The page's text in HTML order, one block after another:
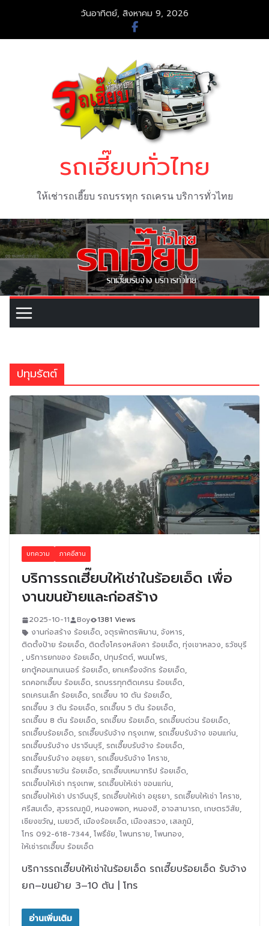
content
วันอาทิตย์, สิงหาคม 9, 2026
รถเฮี๊ยบทั่วไทย
ให้เช่ารถเฮี๊ยบ รถบรรทุก รถเครน บริการทั่วไทย
ปทุมรัตต์
บทความ ภาคอีสาน
บริการรถเฮี๊ยบให้เช่าในร้อยเอ็ด เพื่อ
งานขนย้ายและก่อสร้าง
2025-10-11 Boy
1381 Views
งานก่อสร้าง ร้อยเอ็ด, จตุรพักตรพิมาน, จังหาร,
ติดตั้งป้าย ร้อยเอ็ด, ติดตั้งโครงหลังคา ร้อยเอ็ด, ทุ่งเขาหลวง, ธวัชบุรี
, บริการยกของ ร้อยเอ็ด, ปทุมรัตต์, พนมไพร,
ยกตู้คอนเทนเนอร์ ร้อยเอ็ด, ยกเครื่องจักร ร้อยเอ็ด,
รถคอกเฮี๊ยบ ร้อยเอ็ด, รถบรรทุกติดเครน ร้อยเอ็ด,
รถเครนเล็ก ร้อยเอ็ด, รถเฮี๊ยบ 10 ตัน ร้อยเอ็ด,
รถเฮี๊ยบ 3 ตัน ร้อยเอ็ด, รถเฮี๊ยบ 5 ตัน ร้อยเอ็ด,
รถเฮี๊ยบ 8 ตัน ร้อยเอ็ด, รถเฮี๊ยบ ร้อยเอ็ด, รถเฮี๊ยบด่วน ร้อยเอ็ด,
รถเฮี๊ยบร้อยเอ็ด, รถเฮี๊ยบรับจ้าง กรุงเทพ, รถเฮี๊ยบรับจ้าง ขอนแก่น,
รถเฮี๊ยบรับจ้าง ปราจีนบุรี, รถเฮี๊ยบรับจ้าง ร้อยเอ็ด,
รถเฮี๊ยบรับจ้าง อยุธยา, รถเฮี๊ยบรับจ้าง โคราช,
รถเฮี๊ยบรายวัน ร้อยเอ็ด, รถเฮี๊ยบเหมาทริป ร้อยเอ็ด,
รถเฮี๊ยบให้เช่า กรุงเทพ, รถเฮี๊ยบให้เช่า ขอนแก่น,
รถเฮี๊ยบให้เช่า ปราจีนบุรี, รถเฮี๊ยบให้เช่า อยุธยา, รถเฮี๊ยบให้เช่า โคราช,
ศรีสมเด็จ, สุวรรณภูมิ, หนองพอก, หนองฮี, อาจสามารถ, เกษตรวิสัย,
เชียงขวัญ, เมยวดี, เมืองร้อยเอ็ด, เมืองสรวง, เสลภูมิ,
โทร 092-618-7344, โพธิ์ชัย, โพนทราย, โพนทอง,
ให้เช่ารถเฮี๊ยบ ร้อยเอ็ด
บริการรถเฮี๊ยบให้เช่าในร้อยเอ็ด รถเฮี๊ยบร้อยเอ็ด รับจ้าง
ยก–ขนย้าย 3–10 ตัน | โทร
อ่านเพิ่มเติม